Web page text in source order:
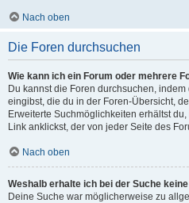
Nach oben
Die Foren durchsuchen
Wie kann ich ein Forum oder mehrere
Du kannst die Foren durchsuchen,
eingibst, die du in der Foren-Übersicht,
Erweiterte Suchmöglichkeiten erhältst
Link anklickst, der von jeder Seite des
Nach oben
Weshalb erhalte ich bei der Suche
Deine Suche war möglicherweise zu